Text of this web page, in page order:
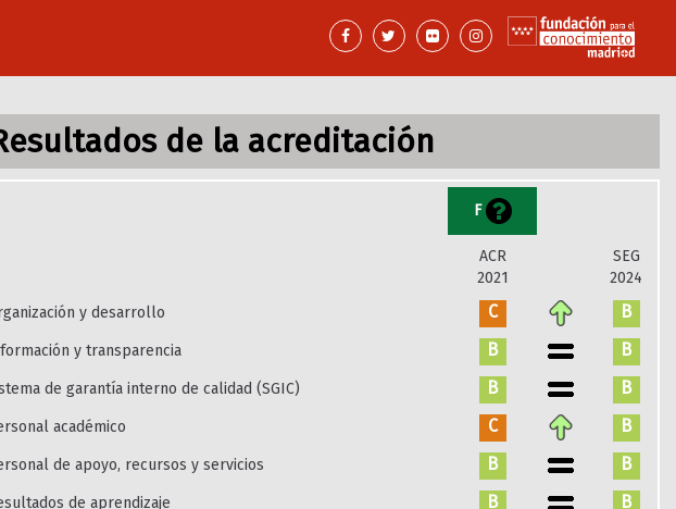
de la acreditación
F
ACR
2021
SEG
2024
y desarrollo
C B
y transparencia B B
de garantía interno de calidad (SGIC) B B
académico C B
de apoyo, recursos y servicios B B
de aprendizaje B B